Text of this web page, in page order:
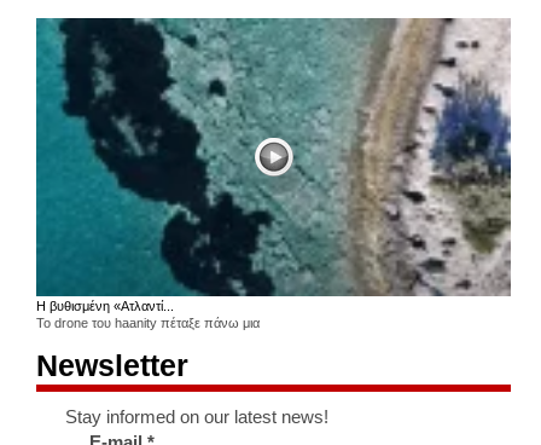
Η βυθισμένη «Ατλαντί...
Το drone του haanity πέταξε πάνω μια
Newsletter
Stay informed on our latest news!